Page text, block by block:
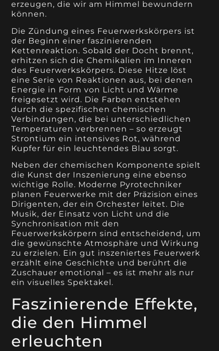
erzeugen, die wir am Himmel bewundern
können.
Die Zündung eines Feuerwerkskörpers ist
der Beginn einer faszinierenden
Kettenreaktion. Sobald der Docht brennt,
erhitzen sich die Chemikalien im Inneren
des Feuerwerkskörpers. Diese Hitze löst
eine Serie von Reaktionen aus, bei denen
Energie in Form von Licht und Wärme
freigesetzt wird. Die Farben entstehen
durch die spezifischen chemischen
Verbindungen, die bei unterschiedlichen
Temperaturen verbrennen – so erzeugt
Strontium ein intensives Rot, während
Kupfer für ein leuchtendes Blau sorgt.
Neben der chemischen Komponente spielt
die Kunst der Inszenierung eine ebenso
wichtige Rolle. Moderne Pyrotechniker
planen Feuerwerke mit der Präzision eines
Dirigenten, der ein Orchester leitet. Die
Musik, der Einsatz von Licht und die
Synchronisation mit den
Feuerwerkskörpern sind entscheidend, um
die gewünschte Atmosphäre und Wirkung
zu erzielen. Ein gut inszeniertes Feuerwerk
erzählt eine Geschichte und berührt die
Zuschauer emotional – es ist mehr als nur
ein visuelles Spektakel.
Faszinierende Effekte,
die den Himmel
erleuchten